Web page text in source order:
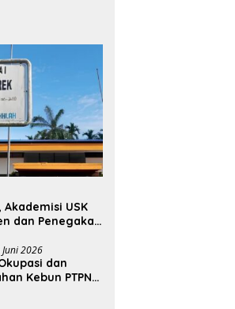
Akademisi USK
dan Penegakan
2026
dan
Kebun PTPN